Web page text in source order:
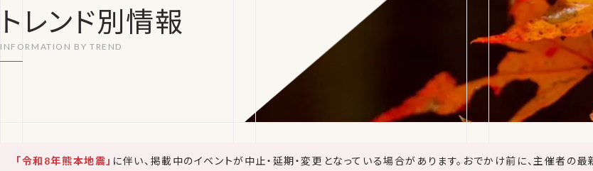
トレンド別情報
「令和8年熊本地震」 に伴い、掲載中のイベントが中止・延期・変更となっている場合があります。おでかけ前に、主催者の最